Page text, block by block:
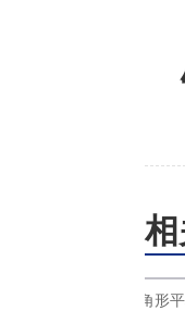
火树银花照明三角形平板灯